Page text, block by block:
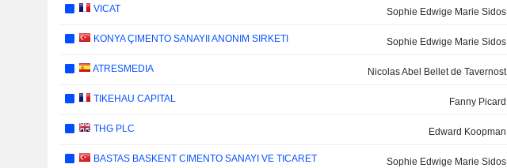
VICAT Sophie Edwige Marie Sidos
KONYA ÇIMENTO SANAYII ANONIM SIRKETI Sophie Edwige Marie Sidos
ATRESMEDIA Nicolas Abel Bellet de Tavernost
TIKEHAU CAPITAL Fanny Picard
THG PLC Edward Koopman
BASTAS BASKENT CIMENTO SANAYI VE TICARET Sophie Edwige Marie Sidos